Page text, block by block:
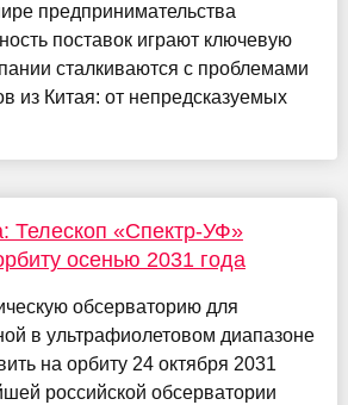
предпринимательства
поставок играют ключевую
сталкиваются с проблемами
из Китая: от непредсказуемых
Телескоп «Спектр-УФ»
осенью 2031 года
обсерваторию для
в ультрафиолетовом диапазоне
на орбиту 24 октября 2031
российской обсерватории